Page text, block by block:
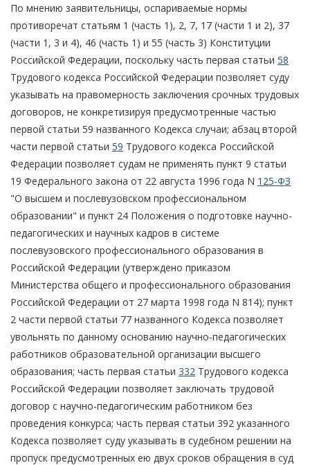
По мнению заявительницы, оспариваемые нормы
противоречат статьям 1 (часть 1), 2, 7, 17 (части 1 и 2), 37
(части 1, 3 и 4), 46 (часть 1) и 55 (часть 3) Конституции
Российской Федерации, поскольку часть первая статьи 58
Трудового кодекса Российской Федерации позволяет суду
указывать на правомерность заключения срочных трудовых
договоров, не конкретизируя предусмотренные частью
первой статьи 59 названного Кодекса случаи; абзац второй
части первой статьи 59 Трудового кодекса Российской
Федерации позволяет судам не применять пункт 9 статьи
19 Федерального закона от 22 августа 1996 года N 125-ФЗ
"О высшем и послевузовском профессиональном
образовании" и пункт 24 Положения о подготовке научно-
педагогических и научных кадров в системе
послевузовского профессионального образования в
Российской Федерации (утверждено приказом
Министерства общего и профессионального образования
Российской Федерации от 27 марта 1998 года N 814); пункт
2 части первой статьи 77 названного Кодекса позволяет
увольнять по данному основанию научно-педагогических
работников образовательной организации высшего
образования; часть первая статьи 332 Трудового кодекса
Российской Федерации позволяет заключать трудовой
договор с научно-педагогическим работником без
проведения конкурса; часть первая статьи 392 указанного
Кодекса позволяет суду указывать в судебном решении на
пропуск предусмотренных ею двух сроков обращения в суд